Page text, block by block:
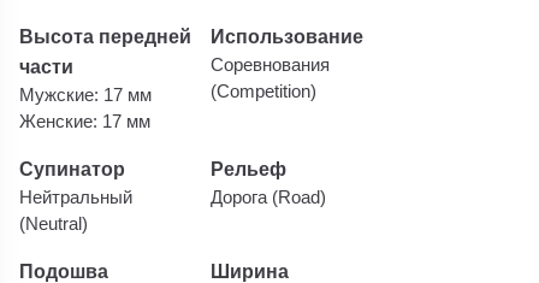
Высота передней
части
Мужские: 17 мм
Женские: 17 мм
Использование
Соревнования
(Competition)
Супинатор
Нейтральный
(Neutral)
Рельеф
Дорога (Road)
Подошва Ширина